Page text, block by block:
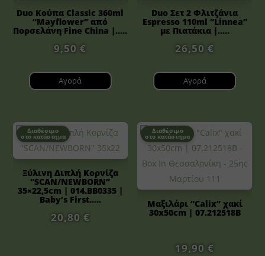
Duo Κούπα Classic 360ml
“Mayflower” από
Πορσελάνη Fine China |.....
9,50€
Αγορά
Duo Σετ 2 Φλιτζάνια
Espresso 110ml “Linnea”
με Πιατάκια |.....
26,50€
Αγορά
Διαθέσιμο
στο κατάστημα
Ξύλινη Διπλή Κορνίζα
“SCAN/NEWBORN”
35×22,5cm | 014.BB0335 |
Baby’s First.....
20,80 €
Διαθέσιμο
στο κατάστημα
Μαξιλάρι “Calix” χακί
30x50cm | 07.212518B
19,90€